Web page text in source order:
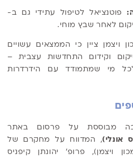
פוטנציאל לטיפול עתידי גם ב-
ויצמן ציין כי הממצאים עשויים
וקידום התחדשות עצבית –
מי שמתמודד עם הידרדרות
מבוססת על פרסום באתר
, המדווח על מחקרם של
ויצמן), פרופ' יהונתן קיפניס